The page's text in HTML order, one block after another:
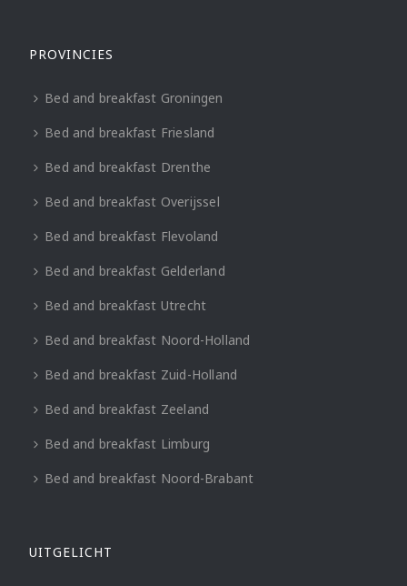
PROVINCIES
Bed and breakfast Groningen
Bed and breakfast Friesland
Bed and breakfast Drenthe
Bed and breakfast Overijssel
Bed and breakfast Flevoland
Bed and breakfast Gelderland
Bed and breakfast Utrecht
Bed and breakfast Noord-Holland
Bed and breakfast Zuid-Holland
Bed and breakfast Zeeland
Bed and breakfast Limburg
Bed and breakfast Noord-Brabant
UITGELICHT